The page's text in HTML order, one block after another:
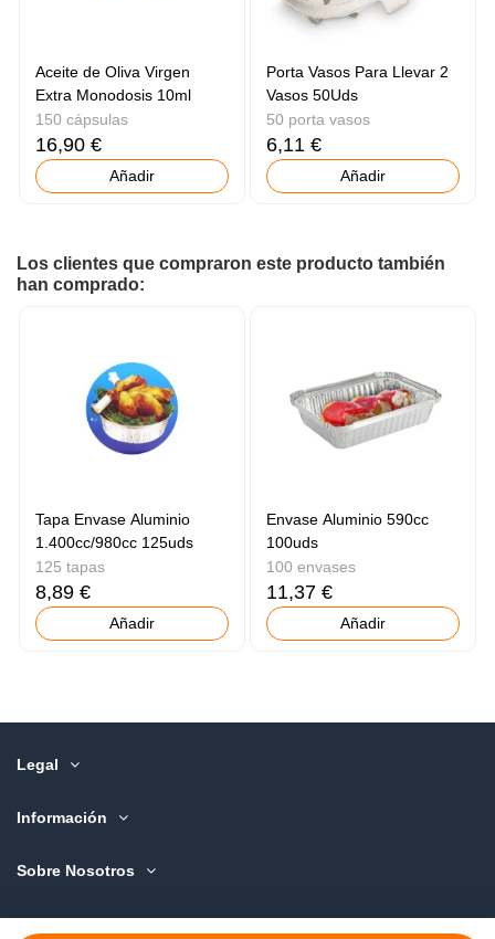
Aceite de Oliva Virgen
Extra Monodosis 10ml
150 cápsulas
16,90 €
Añadir
Porta Vasos Para Llevar 2
Vasos 50Uds
50 porta vasos
6,11 €
Añadir
Los clientes que compraron este producto también
han comprado:
Tapa Envase Aluminio
1.400cc/980cc 125uds
125 tapas
8,89 €
Añadir
Envase Aluminio 590cc
100uds
100 envases
11,37 €
Añadir
Legal
Información
Sobre Nosotros